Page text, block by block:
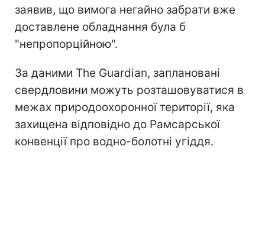
заявив, що вимога негайно забрати вже
доставлене обладнання була б
"непропорційною".
За даними The Guardian, заплановані
свердловини можуть розташовуватися в
межах природоохоронної території, яка
захищена відповідно до Рамсарської
конвенції про водно-болотні угіддя.